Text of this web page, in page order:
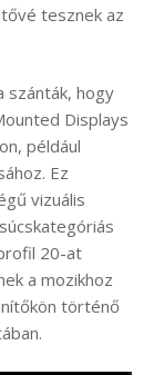
tesznek az
hogy
Displays
például
Ez
vizuális
20-at
a mozikhoz
történő